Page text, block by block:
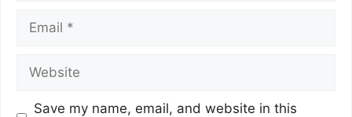
Save my name, email, and website in this